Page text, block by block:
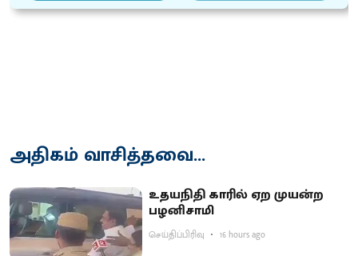
அதிகம் வாசித்தவை...
உதயநிதி காரில் ஏற முயன்ற
பழனிசாமி
செய்திப்பிரிவு 16 hours ago